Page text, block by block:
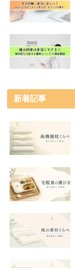
新着記事